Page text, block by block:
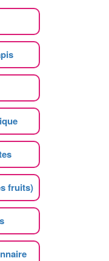
fruits)